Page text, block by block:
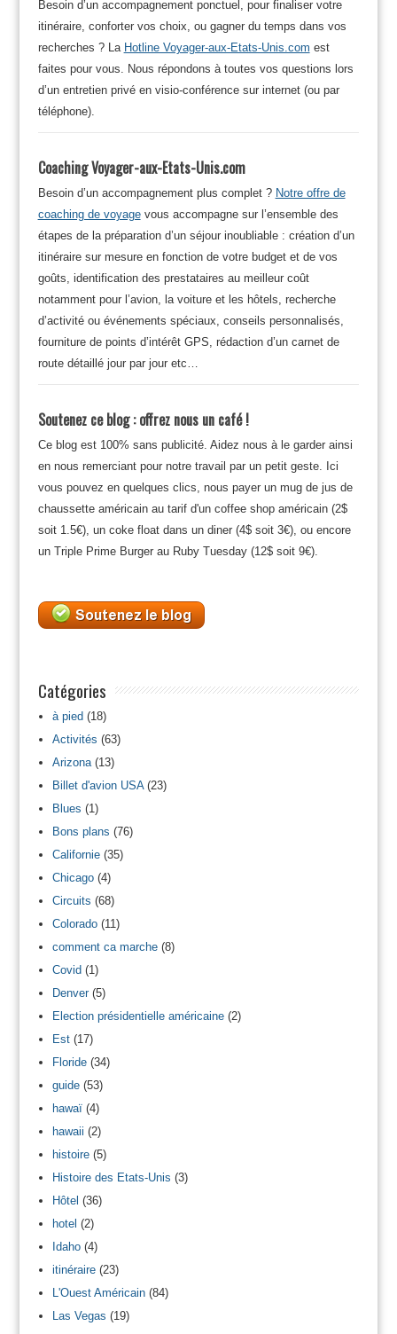
Besoin d’un accompagnement ponctuel, pour finaliser votre
itinéraire, conforter vos choix, ou gagner du temps dans vos
recherches ? La Hotline Voyager-aux-Etats-Unis.com est
faites pour vous. Nous répondons à toutes vos questions lors
d’un entretien privé en visio-conférence sur internet (ou par
téléphone).
Coaching Voyager-aux-Etats-Unis.com
Besoin d’un accompagnement plus complet ? Notre offre de
coaching de voyagevous accompagne sur l’ensemble des
étapes de la préparation d’un séjour inoubliable : création d’un
itinéraire sur mesure en fonction de votre budget et de vos
goûts, identification des prestataires au meilleur coût
notamment pour l’avion, la voiture et les hôtels, recherche
d’activité ou événements spéciaux, conseils personnalisés,
fourniture de points d’intérêt GPS, rédaction d’un carnet de
route détaillé jour par jour etc…
Soutenez ce blog : offrez nous un café !
Ce blog est 100% sans publicité. Aidez nous à le garder ainsi
en nous remerciant pour notre travail par un petit geste. Ici
vous pouvez en quelques clics, nous payer un mug de jus de
chaussette américain au tarif d'un coffee shop américain (2$
soit 1.5€), un coke float dans un diner (4$ soit 3€), ou encore
un Triple Prime Burger au Ruby Tuesday (12$ soit 9€).
Catégories
à pied(18)
Activités (63)
Arizona(13)
Billet d'avion USA(23)
Blues (1)
Bons plans (76)
Californie(35)
Chicago(4)
Circuits (68)
Colorado(11)
comment ca marche(8)
Covid(1)
Denver(5)
Election présidentielle américaine(2)
Est(17)
Floride(34)
guide(53)
hawaï(4)
hawaii (2)
histoire(5)
Histoire des Etats-Unis (3)
Hôtel (36)
hotel (2)
Idaho(4)
itinéraire(23)
L'Ouest Américain(84)
Las Vegas (19)